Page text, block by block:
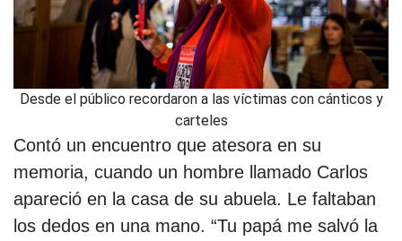
Desde el público recordaron a las víctimas con cánticos y
carteles
Contó un encuentro que atesora en su
memoria, cuando un hombre llamado Carlos
apareció en la casa de su abuela. Le faltaban
los dedos en una mano. “Tu papá me salvó la